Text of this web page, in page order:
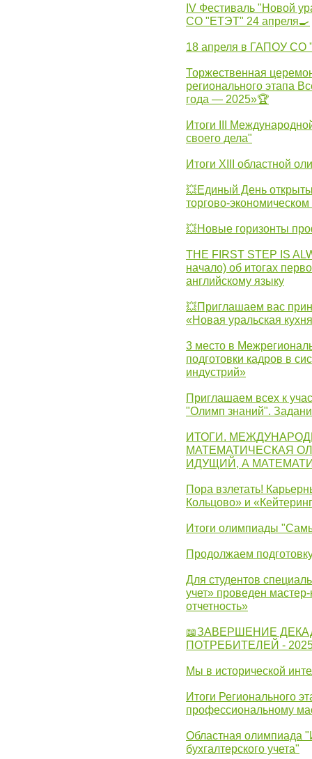
IV Фестиваль "Новой
СО "ЕТЭТ" 24 апреля🍳
18 апреля в ГАПОУ СО
Торжественная
регионального этапа
года — 2025»🏆
Итоги III
своего дела"
Итоги XIII областной
💥Единый День
торгово-
💥Новые горизонты
THE FIRST STEP IS
начало) об итогах
английскому языку
💥Приглашаем вас
«Новая уральская
3 место в
подготовки кадров в
индустрий»
Приглашаем всех к
"Олимп знаний".
ИТОГИ.
МАТЕМАТИЧЕСКАЯ
ИДУЩИЙ, А
Пора взлетать!
Кольцово» и
Итоги олимпиады
Продолжаем
Для студентов
учет» проведен
отчетность»
📖ЗАВЕРШЕНИЕ
ПОТРЕБИТЕЛЕЙ -
Мы в исторической
Итоги Регионального
профессиональному
Областная олимпиада
бухгалтерского учета"